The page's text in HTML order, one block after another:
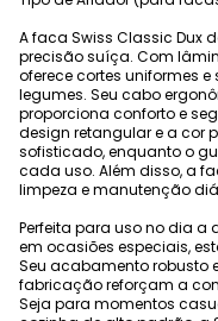
A faca Swiss Classic Dux
precisão suíça. Com
oferece cortes uniformes
legumes. Seu cabo
proporciona conforto e
design retangular e a cor
sofisticado, enquanto o
cada uso. Além disso, a
limpeza e manutenção
Perfeita para uso no dia a
em ocasiões especiais,
Seu acabamento robusto
fabricação reforçam a
Seja para momentos